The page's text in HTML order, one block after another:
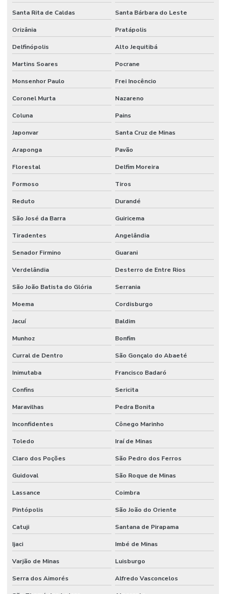
Santa Rita de Caldas Santa Bárbara do Leste
Orizânia Pratápolis
Delfinópolis Alto Jequitibá
Martins Soares Pocrane
Monsenhor Paulo Frei Inocêncio
Coronel Murta Nazareno
Coluna Pains
Japonvar Santa Cruz de Minas
Araponga Pavão
Florestal Delfim Moreira
Formoso Tiros
Reduto Durandé
São José da Barra Guiricema
Tiradentes Angelândia
Senador Firmino Guarani
Verdelândia Desterro de Entre Rios
São João Batista do Glória Serrania
Moema Cordisburgo
Jacuí Baldim
Munhoz Bonfim
Curral de Dentro São Gonçalo do Abaeté
Inimutaba Francisco Badaró
Confins Sericita
Maravilhas Pedra Bonita
Inconfidentes Cônego Marinho
Toledo Iraí de Minas
Claro dos Poções São Pedro dos Ferros
Guidoval São Roque de Minas
Lassance Coimbra
Pintópolis São João do Oriente
Catuji Santana de Pirapama
Ijaci Imbé de Minas
Varjão de Minas Luisburgo
Serra dos Aimorés Alfredo Vasconcelos